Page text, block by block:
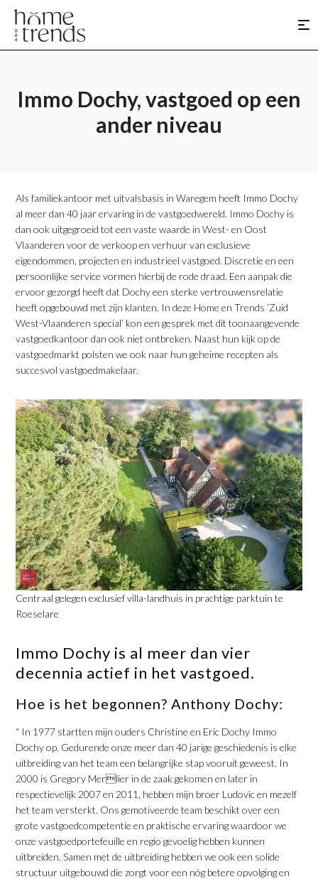
Immo Dochy, vastgoed op een
ander niveau
Als familiekantoor met uitvalsbasis in Waregem heeft Immo Dochy
al meer dan 40 jaar ervaring in de vastgoedwereld. Immo Dochy is
dan ook uitgegroeid tot een vaste waarde in West- en Oost
Vlaanderen voor de verkoop en verhuur van exclusieve
eigendommen, projecten en industrieel vastgoed. Discretie en een
persoonlijke service vormen hierbij de rode draad. Een aanpak die
ervoor gezorgd heeft dat Dochy een sterke vertrouwensrelatie
heeft opgebouwd met zijn klanten. In deze Home en Trends ‘Zuid
West-Vlaanderen special’ kon een gesprek met dit toonaangevende
vastgoedkantoor dan ook niet ontbreken. Naast hun kijk op de
vastgoedmarkt polsten we ook naar hun geheime recepten als
succesvol vastgoedmakelaar.
Centraal gelegen exclusief villa-landhuis in prachtige parktuin te
Roeselare
Immo Dochy is al meer dan vier
decennia actief in het vastgoed.
Hoe is het begonnen? Anthony Dochy:
“ In 1977 startten mijn ouders Christine en Eric Dochy Immo
Dochy op. Gedurende onze meer dan 40 jarige geschiedenis is elke
uitbreiding van het team een belangrijke stap vooruit geweest. In
2000 is Gregory Merlier in de zaak gekomen en later in
respectievelijk 2007 en 2011, hebben mijn broer Ludovic en mezelf
het team versterkt. Ons gemotiveerde team beschikt over een
grote vastgoedcompetentie en praktische ervaring waardoor we
onze vastgoedportefeuille en regio gevoelig hebben kunnen
uitbreiden. Samen met de uitbreiding hebben we ook een solide
structuur uitgebouwd die zorgt voor een nóg betere opvolging en